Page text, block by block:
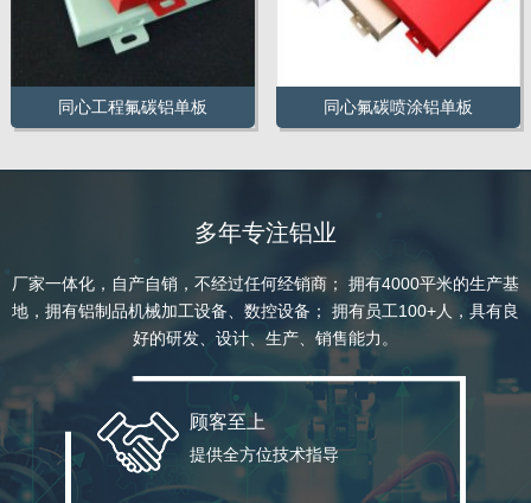
同心工程氟碳铝单板 同心氟碳喷涂铝单板
多年专注铝业
厂家一体化，自产自销，不经过任何经销商； 拥有4000平米的生产基
地，拥有铝制品机械加工设备、数控设备； 拥有员工100+人，具有良
好的研发、设计、生产、销售能力。
顾客至上
提供全方位技术指导